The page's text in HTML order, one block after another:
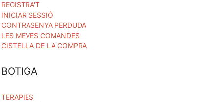
REGISTRA'T
INICIAR SESSIÓ
CONTRASENYA PERDUDA
LES MEVES COMANDES
CISTELLA DE LA COMPRA
BOTIGA
TERAPIES